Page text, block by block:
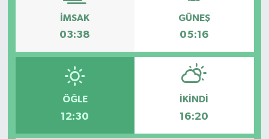
İMSAK
03:38
GÜNEŞ
05:16
ÖĞLE
12:30
İKINDI
16:20